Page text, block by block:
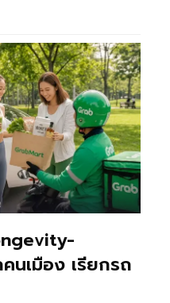
นเมือง เรียกรถ